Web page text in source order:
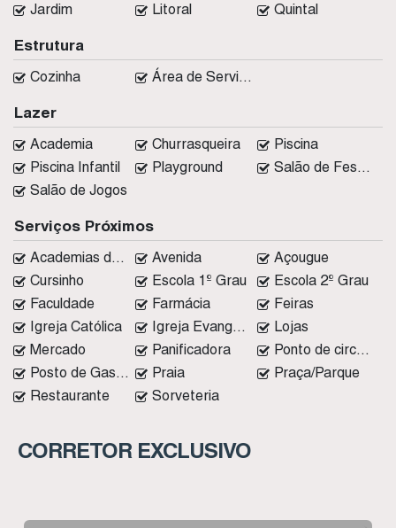
Lazer
Academia Churrasqueira
Piscina
Piscina Infantil
Playground
Salão de Festas
Salão de Jogos
Serviços Próximos
Academias de ginástica Avenida
Açougue
Cursinho
Escola 1º Grau
Escola 2º Grau
Faculdade
Farmácia
Feiras
Igreja Católica
Igreja Evangélica
Lojas
Mercado
Panificadora
Ponto de circular
Posto de Gasolina
Praia
Praça/Parque
Restaurante
Sorveteria
Jardim
Litoral Quintal
Estrutura
Cozinha Área de Serviço
CORRETOR EXCLUSIVO